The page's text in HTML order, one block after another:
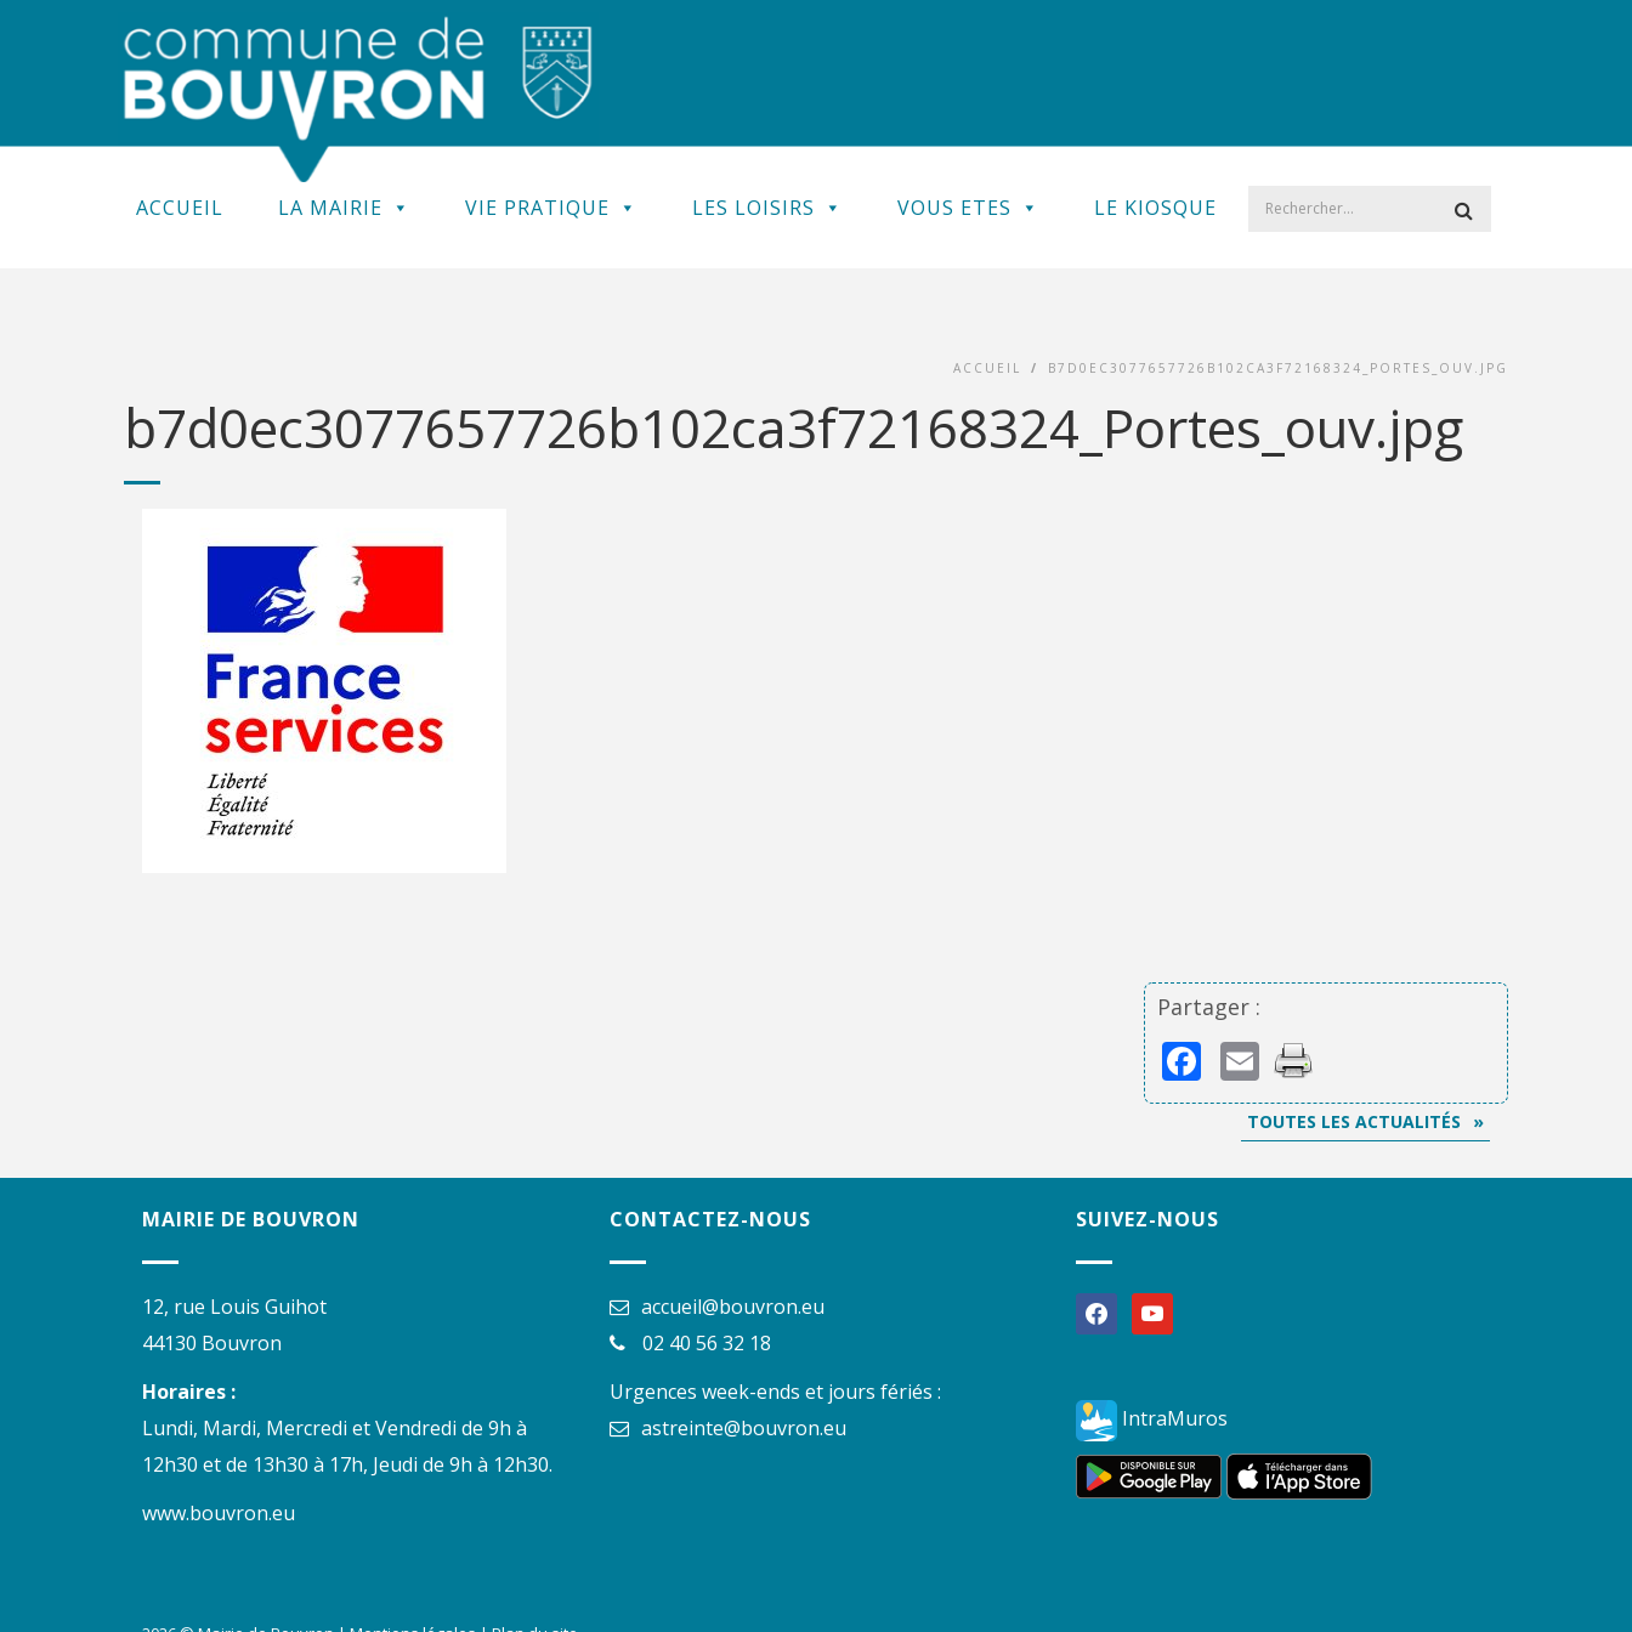
ACCUEIL LA MAIRIE VIE PRATIQUE LES LOISIRS VOUS ETES LE KIOSQUE
ACCUEIL / B7D0EC3077657726B102CA3F72168324_PORTES_OUV.JPG
b7d0ec3077657726b102ca3f72168324_Portes_ouv.jpg
Partager :
Facebook
Email
TOUTES LES ACTUALITÉS
MAIRIE DE BOUVRON
12, rue Louis Guihot
44130 Bouvron
Horaires :
Lundi, Mardi, Mercredi et Vendredi de 9h à
12h30 et de 13h30 à 17h, Jeudi de 9h à 12h30.
www.bouvron.eu
CONTACTEZ-NOUS
accueil@bouvron.eu
02 40 56 32 18
Urgences week-ends et jours fériés :
astreinte@bouvron.eu
SUIVEZ-NOUS
facebookyoutube
IntraMuros